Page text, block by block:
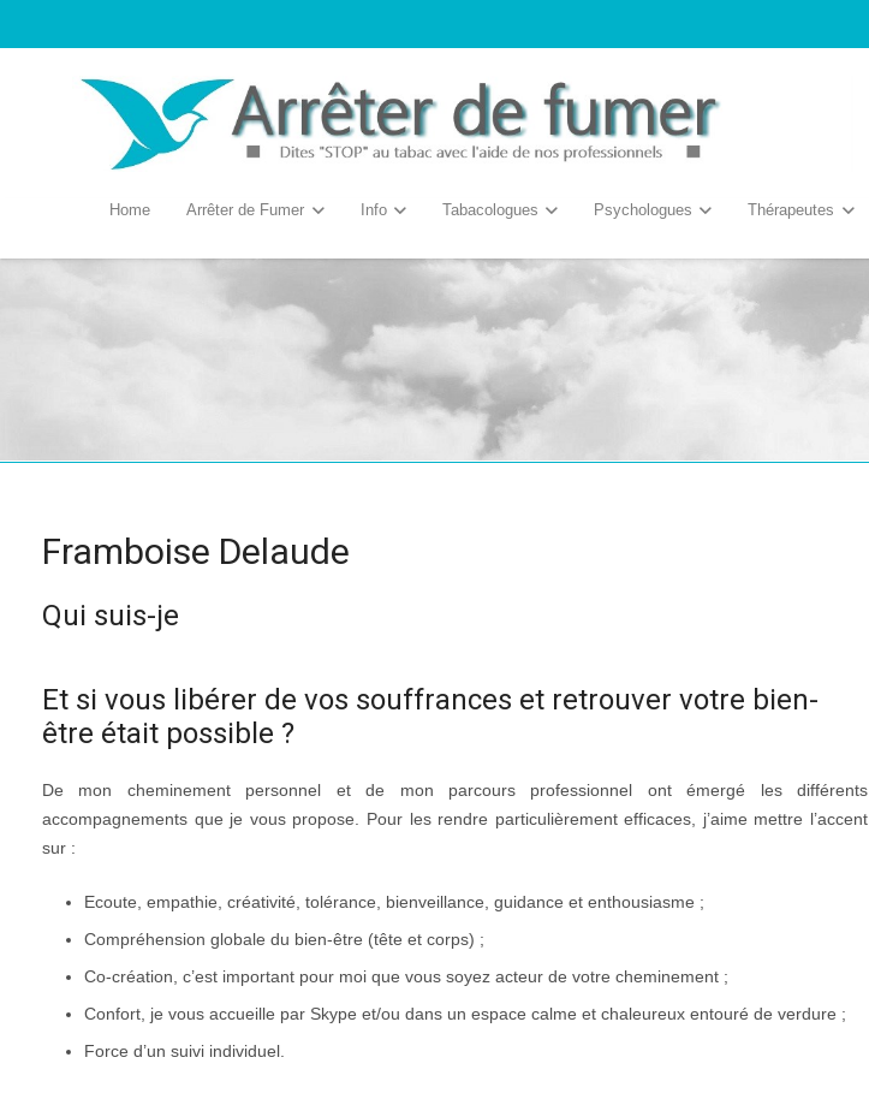
Home Arrêter de Fumer Info Tabacologues Psychologues Thérapeutes
Framboise Delaude
Qui suis-je
Et si vous libérer de vos souffrances et retrouver votre bien-
être était possible ?
De mon cheminement personnel et de mon parcours professionnel ont émergé les différents
accompagnements que je vous propose. Pour les rendre particulièrement efficaces, j’aime mettre l’accent
sur :
Ecoute, empathie, créativité, tolérance, bienveillance, guidance et enthousiasme ;
Compréhension globale du bien-être (tête et corps) ;
Co-création, c’est important pour moi que vous soyez acteur de votre cheminement ;
Confort, je vous accueille par Skype et/ou dans un espace calme et chaleureux entouré de verdure ;
Force d’un suivi individuel.